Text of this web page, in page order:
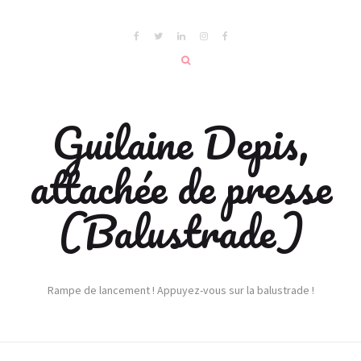
Guilaine Depis,
attachée de presse
(Balustrade)
Rampe de lancement ! Appuyez-vous sur la balustrade !